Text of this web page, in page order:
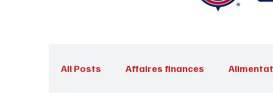
All Posts Affaires finances